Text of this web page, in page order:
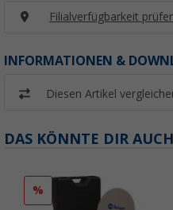
Filialverfügbarkeit
INFORMATIONEN &
Diesen Artikel
DAS KÖNNTE DIR
%